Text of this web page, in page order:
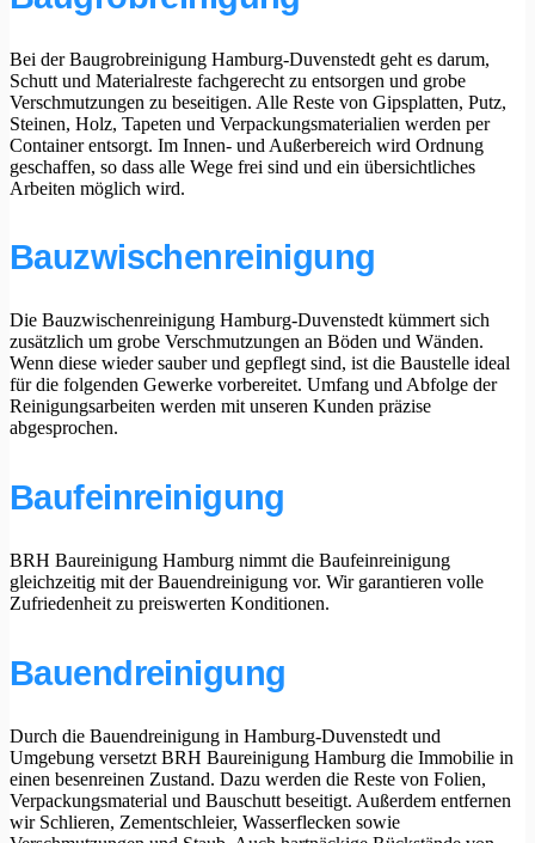
Bei der Baugrobreinigung Hamburg-Duvenstedt geht es darum,
Schutt und Materialreste fachgerecht zu entsorgen und grobe
Verschmutzungen zu beseitigen. Alle Reste von Gipsplatten, Putz,
Steinen, Holz, Tapeten und Verpackungsmaterialien werden per
Container entsorgt. Im Innen- und Außerbereich wird Ordnung
geschaffen, so dass alle Wege frei sind und ein übersichtliches
Arbeiten möglich wird.
Bauzwischenreinigung
Die Bauzwischenreinigung Hamburg-Duvenstedt kümmert sich
zusätzlich um grobe Verschmutzungen an Böden und Wänden.
Wenn diese wieder sauber und gepflegt sind, ist die Baustelle ideal
für die folgenden Gewerke vorbereitet. Umfang und Abfolge der
Reinigungsarbeiten werden mit unseren Kunden präzise
abgesprochen.
Baufeinreinigung
BRH Baureinigung Hamburg nimmt die Baufeinreinigung
gleichzeitig mit der Bauendreinigung vor. Wir garantieren volle
Zufriedenheit zu preiswerten Konditionen.
Bauendreinigung
Durch die Bauendreinigung in Hamburg-Duvenstedt und
Umgebung versetzt BRH Baureinigung Hamburg die Immobilie in
einen besenreinen Zustand. Dazu werden die Reste von Folien,
Verpackungsmaterial und Bauschutt beseitigt. Außerdem entfernen
wir Schlieren, Zementschleier, Wasserflecken sowie